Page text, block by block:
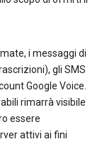
i messaggi di
gli SMS
Google Voice.
rimarrà visibile
essere
attivi ai fini